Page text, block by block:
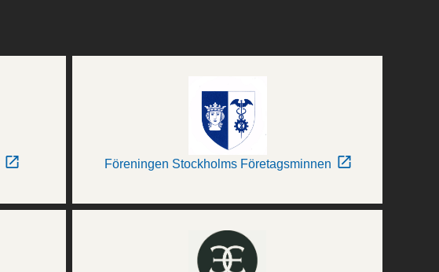
Föreningen Stockholms Företagsminnen